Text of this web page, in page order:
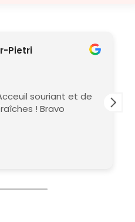
Pietri
souriant et de
! Bravo